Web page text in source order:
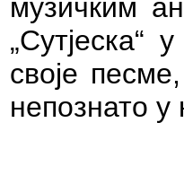
музичким
своје
непознато у